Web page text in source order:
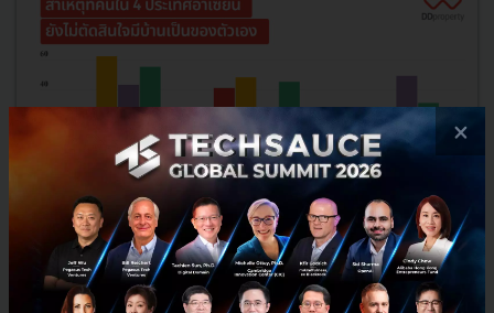
DDproperty เปิดเผย เศรษฐกิจซบเซา-กำลังซื้อยังไม่ฟื้น
อุปสรรคสำคัญของคนอาเซียนที่อยากมีบ้าน
×